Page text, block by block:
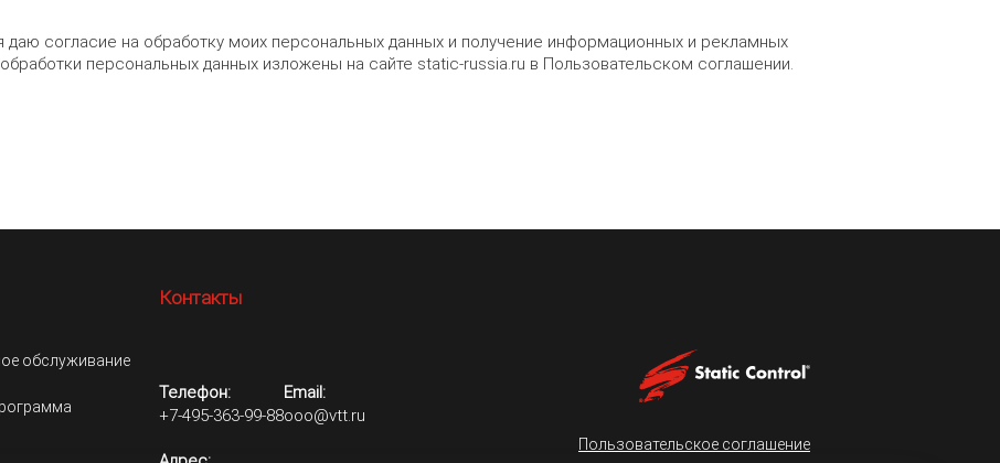
даю согласие на обработку моих персональных данных и получение информационных и рекламных
персональных данных изложены на сайте static-russia.ru в Пользовательском соглашении.
обслуживание
Контакты
Телефон:
+7-495-363-99-88
Email:
ooo@vtt.ru
Пользовательское соглашение